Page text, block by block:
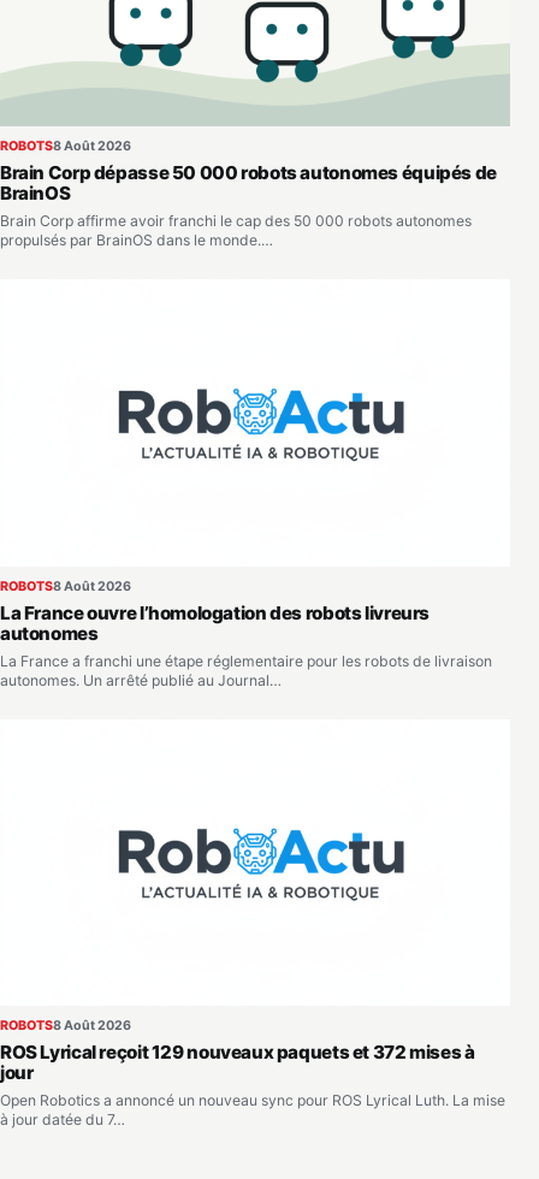
ROBOTS8 Août 2026
Brain Corp dépasse 50 000 robots autonomes équipés de
BrainOS
Brain Corp affirme avoir franchi le cap des 50 000 robots autonomes
propulsés par BrainOS dans le monde.…
ROBOTS8 Août 2026
La France ouvre l’homologation des robots livreurs
autonomes
La France a franchi une étape réglementaire pour les robots de livraison
autonomes. Un arrêté publié au Journal…
ROBOTS8 Août 2026
ROS Lyrical reçoit 129 nouveaux paquets et 372 mises à
jour
Open Robotics a annoncé un nouveau sync pour ROS Lyrical Luth. La mise
à jour datée du 7…